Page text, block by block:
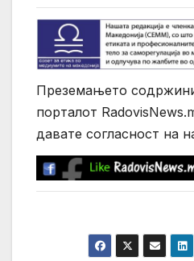
Преземањето
порталот
давате согласност на